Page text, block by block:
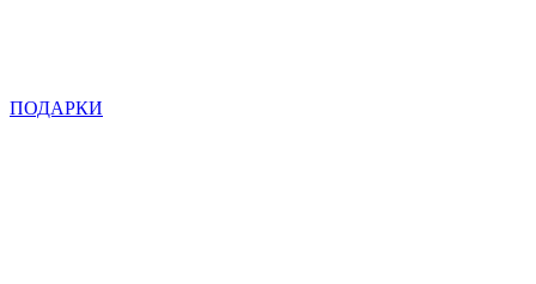
ПОДАРКИ